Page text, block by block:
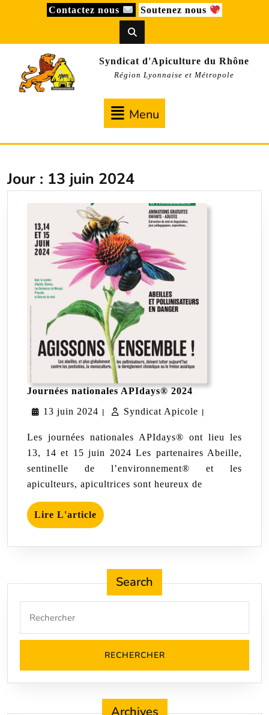
Contactez nous Soutenez nous
Syndicat d'Apiculture du Rhône
Région Lyonnaise et Métropole
Menu
Jour : 13 juin 2024
Journées nationales APIdays® 2024Journées
APIdays®
13 juin 2024 13
| Syndicat Apicole Syndicat
|
Les journées nationales APIdays® ont lieu les
13, 14 et 15 juin 2024 Les partenaires Abeille,
sentinelle de l’environnement® et les
apiculteurs, apicultrices sont heureux de
Lire L'article Lire
L'article
Search
for: